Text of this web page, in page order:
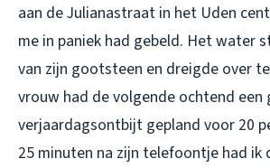
aan de Julianastraat in het Uden
me in paniek had gebeld. Het water
van zijn gootsteen en dreigde over
vrouw had de volgende ochtend
verjaardagsontbijt gepland voor 20
25 minuten na zijn telefoontje had ik